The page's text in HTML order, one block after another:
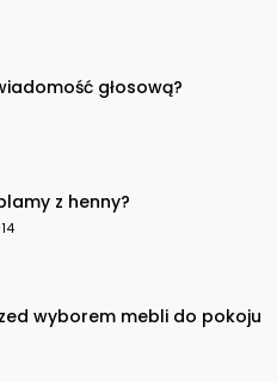
głosową?
z henny?
wyborem mebli do pokoju